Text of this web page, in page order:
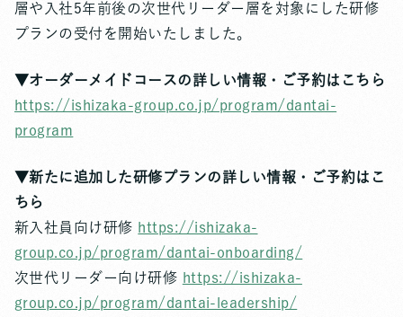
層や入社5年前後の次世代リーダー層を対象にした研修
プランの受付を開始いたしました。
▼オーダーメイドコースの詳しい情報・ご予約はこちら
https://ishizaka-group.co.jp/program/dantai-
program
▼新たに追加した研修プランの詳しい情報・ご予約はこ
ちら
新入社員向け研修 https://ishizaka-
group.co.jp/program/dantai-onboarding/
次世代リーダー向け研修 https://ishizaka-
group.co.jp/program/dantai-leadership/